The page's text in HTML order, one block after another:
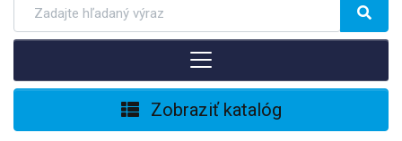
Zobraziť katalóg